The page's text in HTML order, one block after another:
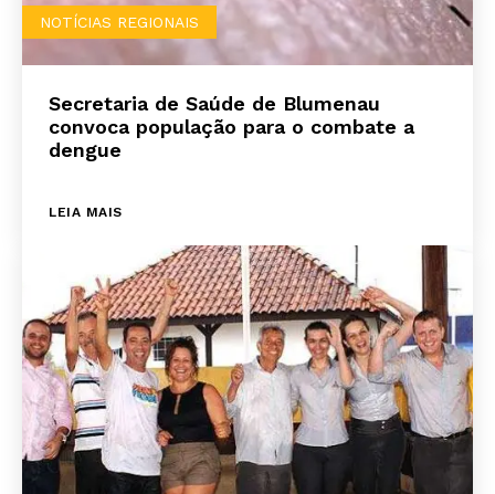
NOTÍCIAS REGIONAIS
Secretaria de Saúde de Blumenau
convoca população para o combate a
dengue
LEIA MAIS